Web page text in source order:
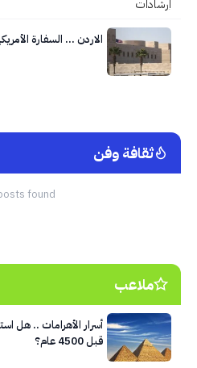
الاردن … السفارة
ثقافة وفن
found.
ملاعب
أسرار الأهرامات .. هل
قبل 4500 عام؟